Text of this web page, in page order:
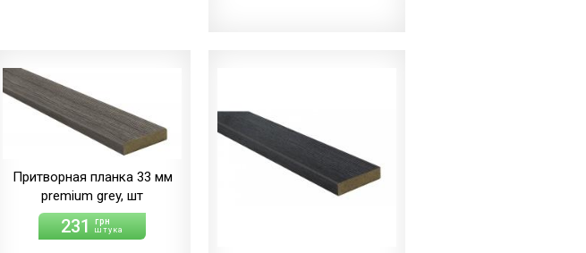
Притворная планка 33 мм
premium grey, шт
231 грн
штука